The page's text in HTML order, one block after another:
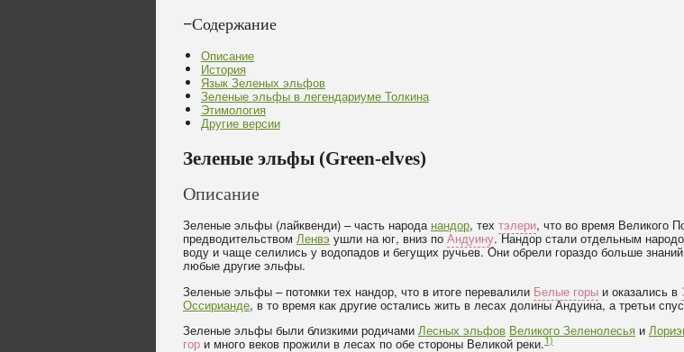
−Содержание
Описание
История
Язык Зеленых эльфов
Зеленые эльфы в легендариуме Толкина
Этимология
Другие версии
Зеленые эльфы (Green-elves)
Описание
Зеленые эльфы (лайквенди) – часть народа нандор, тех тэлери, что во время Великого
предводительством Ленвэ ушли на юг, вниз по Андуину. Нандор стали отдельным
воду и чаще селились у водопадов и бегущих ручьев. Они обрели гораздо больше
любые другие эльфы.
Зеленые эльфы – потомки тех нандор, что в итоге перевалили Белые горы и оказались в
Оссирианде, в то время как другие остались жить в лесах долины Андуина, а третьи
Зеленые эльфы были близкими родичами Лесных эльфов Великого Зеленолесья и
гор и много веков прожили в лесах по обе стороны Великой реки.1)